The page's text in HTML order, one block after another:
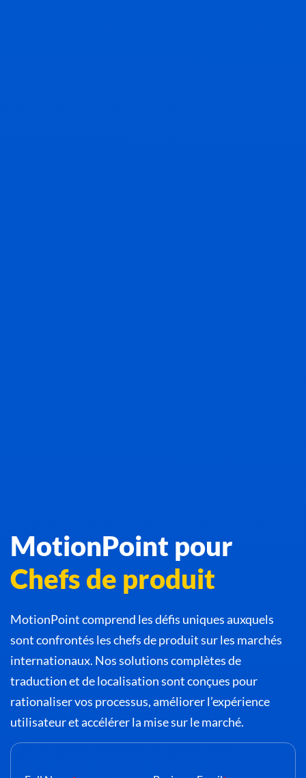
MotionPoint pour
Chefs de produit
MotionPoint comprend les défis uniques auxquels
sont confrontés les chefs de produit sur les marchés
internationaux. Nos solutions complètes de
traduction et de localisation sont conçues pour
rationaliser vos processus, améliorer l’expérience
utilisateur et accélérer la mise sur le marché.